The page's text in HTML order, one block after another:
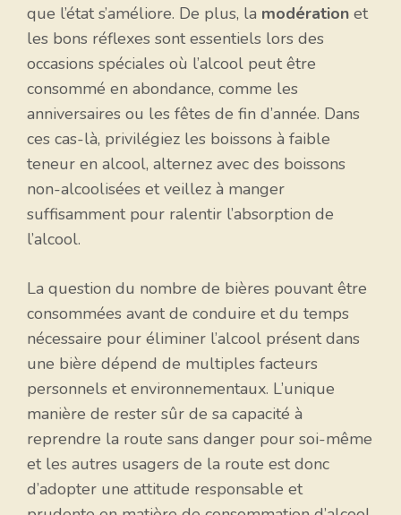
que l’état s’améliore. De plus, la modération et
les bons réflexes sont essentiels lors des
occasions spéciales où l’alcool peut être
consommé en abondance, comme les
anniversaires ou les fêtes de fin d’année. Dans
ces cas-là, privilégiez les boissons à faible
teneur en alcool, alternez avec des boissons
non-alcoolisées et veillez à manger
suffisamment pour ralentir l’absorption de
l’alcool.
La question du nombre de bières pouvant être
consommées avant de conduire et du temps
nécessaire pour éliminer l’alcool présent dans
une bière dépend de multiples facteurs
personnels et environnementaux. L’unique
manière de rester sûr de sa capacité à
reprendre la route sans danger pour soi-même
et les autres usagers de la route est donc
d’adopter une attitude responsable et